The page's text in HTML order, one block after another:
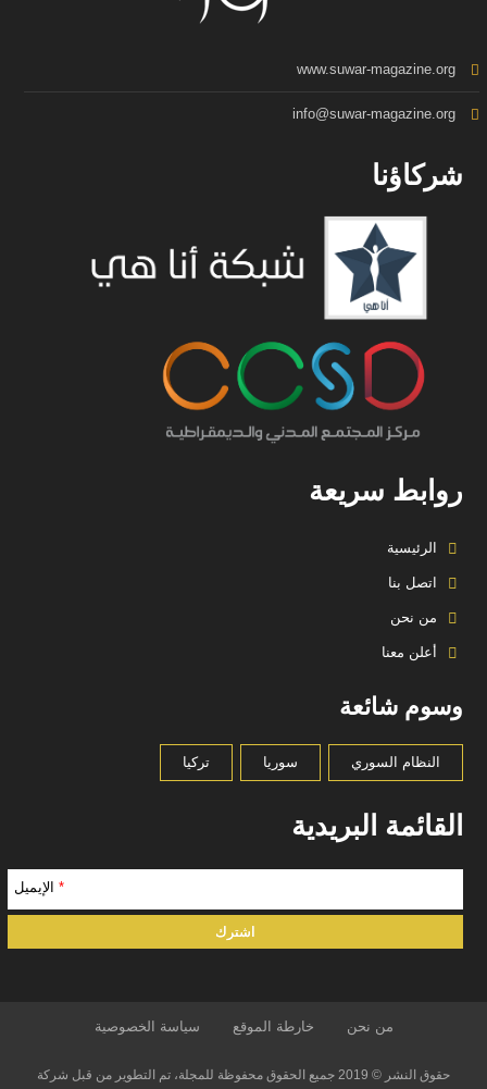
www.suwar-magazine.org
info@suwar-magazine.org
شركاؤنا
روابط سريعة
الرئيسية
اتصل بنا
من نحن
أعلن معنا
وسوم شائعة
النظام السوري سوريا تركيا
القائمة البريدية
* الإيميل
من نحن خارطة الموقع سياسة الخصوصية
حقوق النشر © 2019 جميع الحقوق محفوظة للمجلة، تم التطوير من قبل شركة